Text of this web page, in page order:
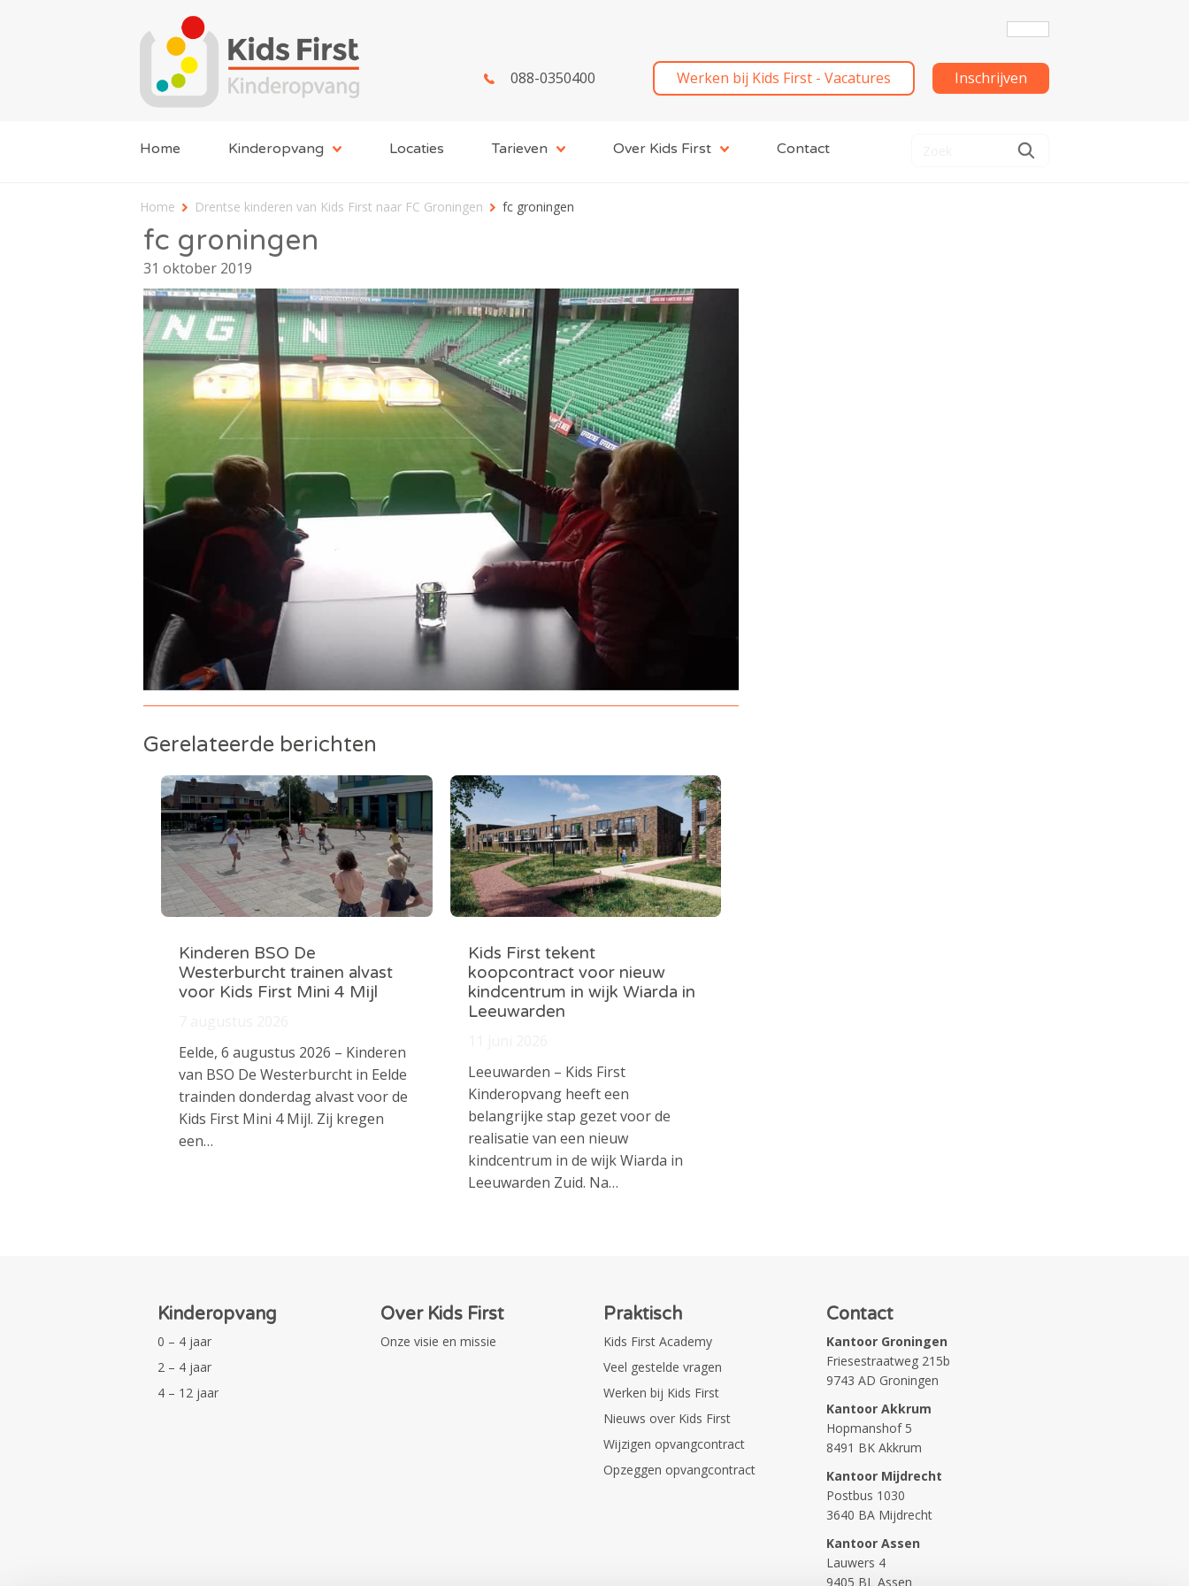
088-0350400 Werken bij Kids First - Vacatures Inschrijven
Home Kinderopvang Locaties Tarieven Over Kids First Contact
Home Drentse kinderen van Kids First naar FC Groningen fc groningen
fc groningen
31 oktober 2019
Gerelateerde berichten
Kinderen BSO De
Westerburcht trainen alvast
voor Kids First Mini 4 Mijl
Eelde, 6 augustus 2026 – Kinderen
van BSO De Westerburcht in Eelde
trainden donderdag alvast voor de
Kids First Mini 4 Mijl. Zij kregen
een…
Kids First tekent
koopcontract voor nieuw
kindcentrum in wijk Wiarda in
Leeuwarden
Leeuwarden – Kids First
Kinderopvang heeft een
belangrijke stap gezet voor de
realisatie van een nieuw
kindcentrum in de wijk Wiarda in
Leeuwarden Zuid. Na…
Kinderopvang
0 – 4 jaar
2 – 4 jaar
4 – 12 jaar
Over Kids First
Onze visie en missie
Praktisch
Kids First Academy
Veel gestelde vragen
Werken bij Kids First
Nieuws over Kids First
Wijzigen opvangcontract
Opzeggen opvangcontract
Contact
Kantoor Groningen
Friesestraatweg 215b
9743 AD Groningen
Kantoor Akkrum
Hopmanshof 5
8491 BK Akkrum
Kantoor Mijdrecht
Postbus 1030
3640 BA Mijdrecht
Kantoor Assen
Lauwers 4
9405 BL Assen